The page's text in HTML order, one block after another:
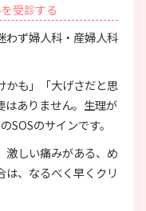
受診する
わず婦人科・産婦人科
かも」「大げさだと思
はありません。生理が
SOSのサインです。
激しい痛みがある、め
は、なるべく早くクリ